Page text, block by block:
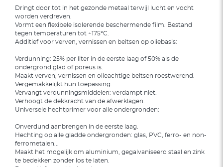
Dringt door tot in het gezonde metaal terwijl lucht en vocht
worden verdreven.
Vormt een flexibele isolerende beschermende film. Bestand
tegen temperaturen tot +175°C.
Additief voor verven, vernissen en beitsen op oliebasis:
Verdunning: 25% per liter in de eerste laag of 50% als de
ondergrond glad of poreus is.
Maakt verven, vernissen en olieachtige beitsen roestwerend.
Vergemakkelijkt hun toepassing.
Vervangt verdunningsmiddelen: verdampt niet.
Verhoogt de dekkracht van de afwerklagen.
Universele hechtprimer voor alle ondergronden:
Onverdund aanbrengen in de eerste laag.
Hechting op alle gladde ondergronden: glas, PVC, ferro- en non-
ferrometalen...
Maakt het mogelijk om aluminium, gegalvaniseerd staal en zink
te bedekken zonder los te laten.